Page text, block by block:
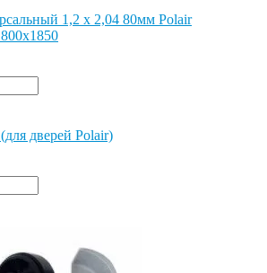
1,2 х 2,04 80мм Polair
дверей Polair)